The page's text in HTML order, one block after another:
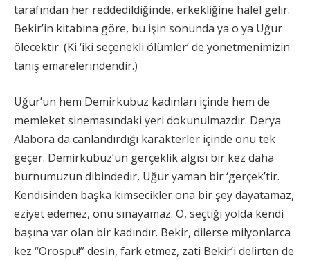
tarafından her reddedildiğinde, erkekliğine halel gelir.
Bekir’in kitabına göre, bu işin sonunda ya o ya Uğur
ölecektir. (Ki ‘iki seçenekli ölümler’ de yönetmenimizin
tanış emarelerindendir.)
Uğur’un hem Demirkubuz kadınları içinde hem de
memleket sinemasındaki yeri dokunulmazdır. Derya
Alabora da canlandırdığı karakterler içinde onu tek
geçer. Demirkubuz’un gerçeklik algısı bir kez daha
burnumuzun dibindedir, Uğur yaman bir ‘gerçek’tir.
Kendisinden başka kimsecikler ona bir şey dayatamaz,
eziyet edemez, onu sınayamaz. O, seçtiği yolda kendi
başına var olan bir kadındır. Bekir, dilerse milyonlarca
kez “Orospu!” desin, fark etmez, zati Bekir’i delirten de